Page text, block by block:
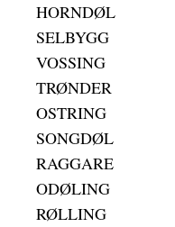
HORNDØL
SELBYGG
VOSSING
TRØNDER
OSTRING
SONGDØL
RAGGARE
ODØLING
RØLLING